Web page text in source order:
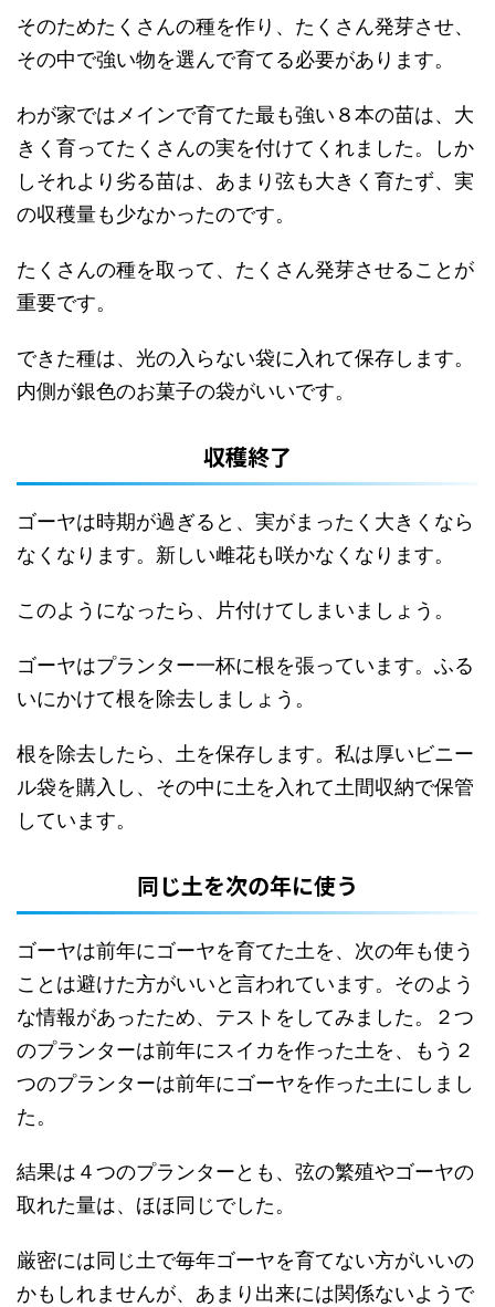
そのためたくさんの種を作り、たくさん発芽させ、
その中で強い物を選んで育てる必要があります。
わが家ではメインで育てた最も強い８本の苗は、大
きく育ってたくさんの実を付けてくれました。しか
しそれより劣る苗は、あまり弦も大きく育たず、実
の収穫量も少なかったのです。
たくさんの種を取って、たくさん発芽させることが
重要です。
できた種は、光の入らない袋に入れて保存します。
内側が銀色のお菓子の袋がいいです。
収穫終了
ゴーヤは時期が過ぎると、実がまったく大きくなら
なくなります。新しい雌花も咲かなくなります。
このようになったら、片付けてしまいましょう。
ゴーヤはプランター一杯に根を張っています。ふる
いにかけて根を除去しましょう。
根を除去したら、土を保存します。私は厚いビニー
ル袋を購入し、その中に土を入れて土間収納で保管
しています。
同じ土を次の年に使う
ゴーヤは前年にゴーヤを育てた土を、次の年も使う
ことは避けた方がいいと言われています。そのよう
な情報があったため、テストをしてみました。２つ
のプランターは前年にスイカを作った土を、もう２
つのプランターは前年にゴーヤを作った土にしまし
た。
結果は４つのプランターとも、弦の繁殖やゴーヤの
取れた量は、ほほ同じでした。
厳密には同じ土で毎年ゴーヤを育てない方がいいの
かもしれませんが、あまり出来には関係ないようで